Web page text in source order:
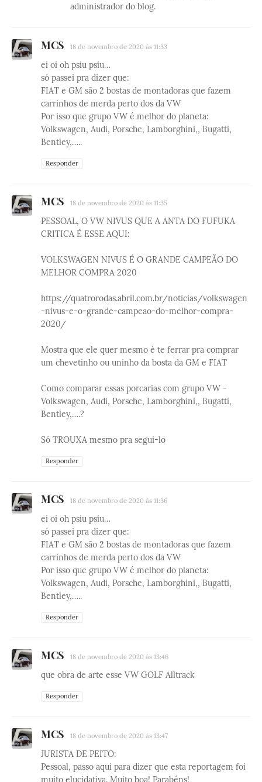
administrador do blog.
MCS 18 de novembro de 2020 às 11:33
ei oi oh psiu psiu…
só passei pra dizer que:
FIAT e GM são 2 bostas de montadoras que fazem
carrinhos de merda perto dos da VW
Por isso que grupo VW é melhor do planeta:
Volkswagen, Audi, Porsche, Lamborghini,, Bugatti,
Bentley,…..
Responder
MCS 18 de novembro de 2020 às 11:35
PESSOAL, O VW NIVUS QUE A ANTA DO FUFUKA
CRITICA É ESSE AQUI:
VOLKSWAGEN NIVUS É O GRANDE CAMPEÃO DO
MELHOR COMPRA 2020
https://quatrorodas.abril.com.br/noticias/volkswagen
-nivus-e-o-grande-campeao-do-melhor-compra-
2020/
Mostra que ele quer mesmo é te ferrar pra comprar
um chevetinho ou uninho da bosta da GM e FIAT
Como comparar essas porcarias com grupo VW -
Volkswagen, Audi, Porsche, Lamborghini,, Bugatti,
Bentley,….?
Só TROUXA mesmo pra segui-lo
Responder
MCS 18 de novembro de 2020 às 11:36
ei oi oh psiu psiu…
só passei pra dizer que:
FIAT e GM são 2 bostas de montadoras que fazem
carrinhos de merda perto dos da VW
Por isso que grupo VW é melhor do planeta:
Volkswagen, Audi, Porsche, Lamborghini,, Bugatti,
Bentley,…..
Responder
MCS 18 de novembro de 2020 às 13:46
que obra de arte esse VW GOLF Alltrack
Responder
MCS 18 de novembro de 2020 às 13:47
JURISTA DE PEITO:
Pessoal, passo aqui para dizer que esta reportagem foi